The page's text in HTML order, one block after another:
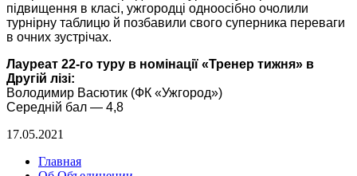
підвищення в класі, ужгородці одноосібно очолили
турнірну таблицю й позбавили свого суперника переваги
в очних зустрічах.
Лауреат 22-го туру в номінації «Тренер тижня» в
Другій лізі:
Володимир Васютик (ФК «Ужгород»)
Середній бал — 4,8
17.05.2021
Главная